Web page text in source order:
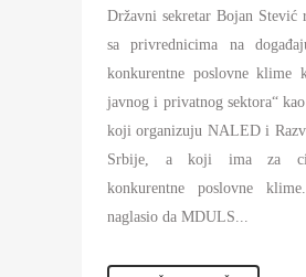
Državni sekretar Bojan Stević
sa privrednicima na
konkurentne poslovne klime
javnog i privatnog sektora“
koji organizuju NALED i
Srbije, a koji ima za
konkurentne poslovne
naglasio da MDULS...